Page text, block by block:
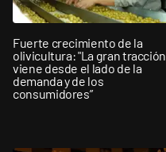
Fuerte crecimiento de la
olivicultura: "La gran tracción
viene desde el lado de la
demanda y de los
consumidores”